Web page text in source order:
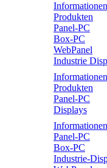
Produkten
Panel-PC
Box-PC
WebPanel
Industrie
Produkten
Panel-PC
Displays
Panel-PC
Box-PC
Industrie-